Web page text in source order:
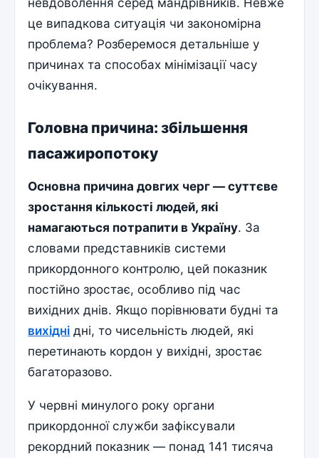
це випадкова ситуація чи закономірна
проблема? Розберемося детальніше у
причинах та способах мінімізації часу
очікування.
Головна причина: збільшення
пасажиропотоку
Основна причина довгих черг — суттєве
зростання кількості людей, які
намагаються потрапити в Україну. За
словами представників системи
прикордонного контролю, цей показник
постійно зростає, особливо під час
вихідних днів. Якщо порівнювати будні та
вихідні дні, то чисельність людей, які
перетинають кордон у вихідні, зростає
багаторазово.
У червні минулого року органи
прикордонної служби зафіксували
рекордний показник — понад 141 тисяча